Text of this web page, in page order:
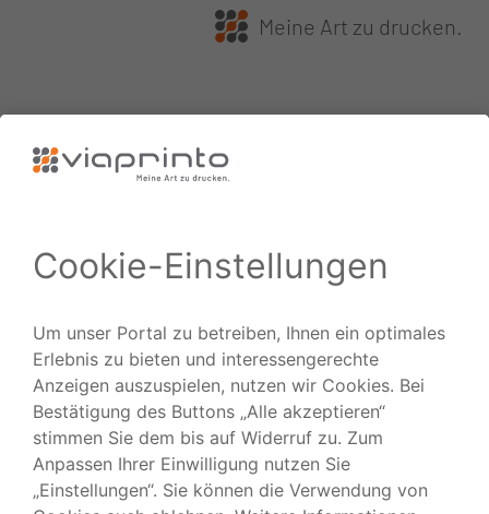
Meine Art zu drucken.
Sie haben Fragen?
Gespräch.
Rufen Sie uns an
Kostenfreie Zahlung